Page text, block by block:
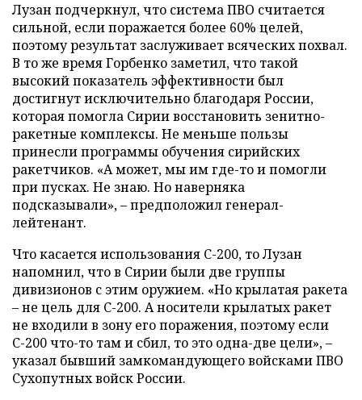
Лузан подчеркнул, что система ПВО считается
сильной, если поражается более 60% целей,
поэтому результат заслуживает всяческих похвал.
В то же время Горбенко заметил, что такой
высокий показатель эффективности был
достигнут исключительно благодаря России,
которая помогла Сирии восстановить зенитно-
ракетные комплексы. Не меньше пользы
принесли программы обучения сирийских
ракетчиков. «А может, мы им где-то и помогли
при пусках. Не знаю. Но наверняка
подсказывали», – предположил генерал-
лейтенант.
Что касается использования С-200, то Лузан
напомнил, что в Сирии были две группы
дивизионов с этим оружием. «Но крылатая ракета
– не цель для С-200. А носители крылатых ракет
не входили в зону его поражения, поэтому если
С-200 что-то там и сбил, то это одна-две цели», –
указал бывший замкомандующего войсками ПВО
Сухопутных войск России.